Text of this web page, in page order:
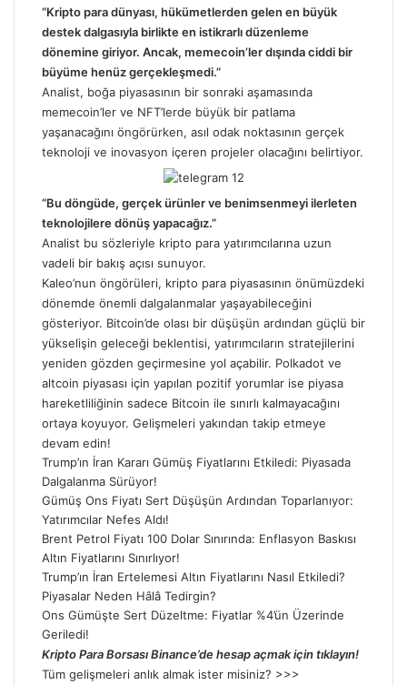
“Kripto para dünyası, hükümetlerden gelen en büyük
destek dalgasıyla birlikte en istikrarlı düzenleme
dönemine giriyor. Ancak, memecoin’ler dışında ciddi bir
büyüme henüz gerçekleşmedi.”
Analist, boğa piyasasının bir sonraki aşamasında
memecoin’ler ve NFT’lerde büyük bir patlama
yaşanacağını öngörürken, asıl odak noktasının gerçek
teknoloji ve inovasyon içeren projeler olacağını belirtiyor.
“Bu döngüde, gerçek ürünler ve benimsenmeyi ilerleten
teknolojilere dönüş yapacağız.”
Analist bu sözleriyle kripto para yatırımcılarına uzun
vadeli bir bakış açısı sunuyor.
Kaleo’nun öngörüleri, kripto para piyasasının önümüzdeki
dönemde önemli dalgalanmalar yaşayabileceğini
gösteriyor. Bitcoin’de olası bir düşüşün ardından güçlü bir
yükselişin geleceği beklentisi, yatırımcıların stratejilerini
yeniden gözden geçirmesine yol açabilir. Polkadot ve
altcoin piyasası için yapılan pozitif yorumlar ise piyasa
hareketliliğinin sadece Bitcoin ile sınırlı kalmayacağını
ortaya koyuyor. Gelişmeleri yakından takip etmeye
devam edin!
Trump’ın İran Kararı Gümüş Fiyatlarını Etkiledi: Piyasada
Dalgalanma Sürüyor!
Gümüş Ons Fiyatı Sert Düşüşün Ardından Toparlanıyor:
Yatırımcılar Nefes Aldı!
Brent Petrol Fiyatı 100 Dolar Sınırında: Enflasyon Baskısı
Altın Fiyatlarını Sınırlıyor!
Trump’ın İran Ertelemesi Altın Fiyatlarını Nasıl Etkiledi?
Piyasalar Neden Hâlâ Tedirgin?
Ons Gümüşte Sert Düzeltme: Fiyatlar %4’ün Üzerinde
Geriledi!
Kripto Para Borsası Binance’de hesap açmak için tıklayın!
Tüm gelişmeleri anlık almak ister misiniz? >>>